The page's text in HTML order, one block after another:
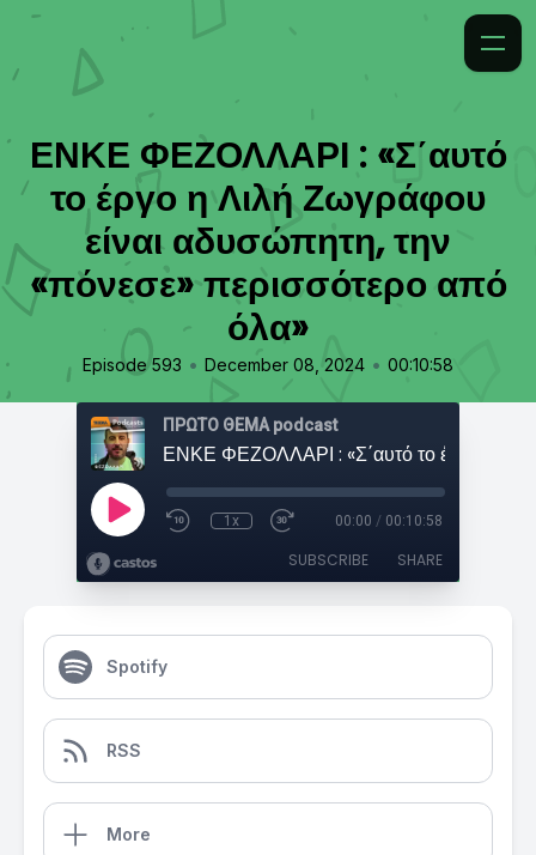
ΕΝΚΕ ΦΕΖΟΛΛΑΡΙ : «Σ΄αυτό
το έργο η Λιλή Ζωγράφου
είναι αδυσώπητη, την
«πόνεσε» περισσότερο από
όλα»
Episode 593 • December 08, 2024 • 00:10:58
ΠΡΩΤΟ ΘΕΜΑ podcast
1x 00:00 / 00:10:58
SUBSCRIBE SHARE
Spotify
RSS
More